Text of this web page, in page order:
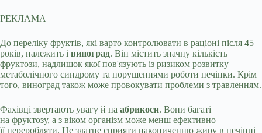
РЕКЛАМА
До переліку фруктів, які варто контролювати в раціоні після 45
років, належить і виноград. Він містить значну кількість
фруктози, надлишок якої пов'язують із ризиком розвитку
метаболічного синдрому та порушеннями роботи печінки. Крім
того, виноград також може провокувати проблеми з травленням.
Фахівці звертають увагу й на абрикоси. Вони багаті
на фруктозу, а з віком організм може менш ефективно
її переробляти. Це здатне сприяти накопиченню жиру в печінці